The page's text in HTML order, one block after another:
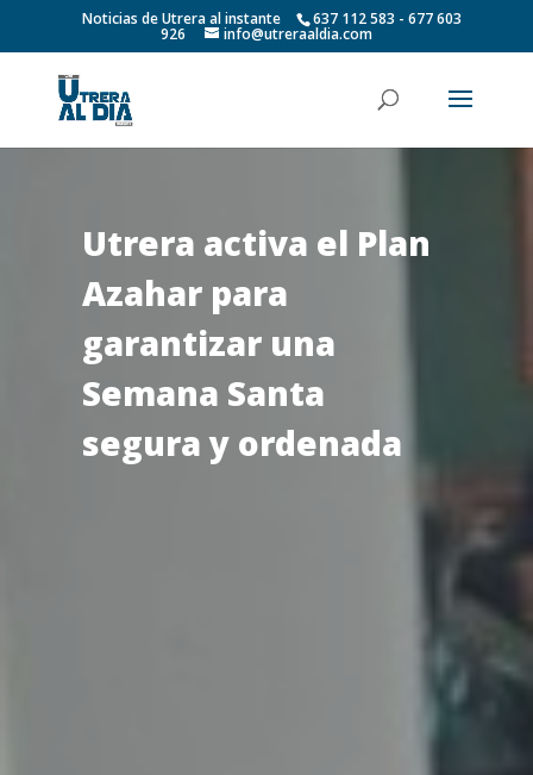
Noticias de Utrera al instante 637 112 583 - 677 603
926 info@utreraaldia.com
Utrera activa el Plan
Azahar para
garantizar una
Semana Santa
segura y ordenada